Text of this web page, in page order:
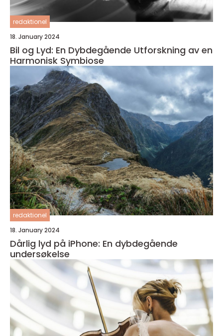
redaktionel
18. January 2024
Bil og Lyd: En Dybdegående Utforskning av en
Harmonisk Symbiose
redaktionel
18. January 2024
Dårlig lyd på iPhone: En dybdegående
undersøkelse